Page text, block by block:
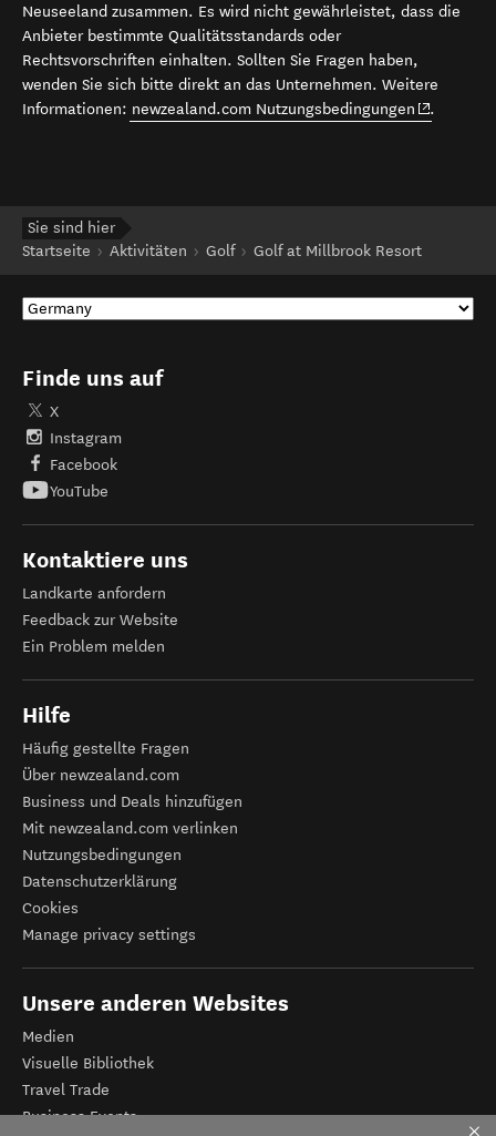
Neuseeland zusammen. Es wird nicht gewährleistet, dass die
Anbieter bestimmte Qualitätsstandards oder
Rechtsvorschriften einhalten. Sollten Sie Fragen haben,
wenden Sie sich bitte direkt an das Unternehmen. Weitere
Informationen: newzealand.com Nutzungsbedingungen (opens in
.
Sie sind hier
Startseite
Aktivitäten Golf Golf at Millbrook Resort
Finde uns auf
X
Instagram
Facebook
YouTube
Kontaktiere uns
Landkarte anfordern
Feedback zur Website
Ein Problem melden
Hilfe
Häufig gestellte Fragen
Über newzealand.com
Business und Deals hinzufügen
Mit newzealand.com verlinken
Nutzungsbedingungen
Datenschutzerklärung
Cookies
Manage privacy settings
Unsere anderen Websites
Medien
Visuelle Bibliothek
Travel Trade
Business Events